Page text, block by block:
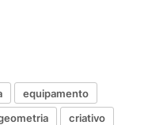
equipamento
criativo